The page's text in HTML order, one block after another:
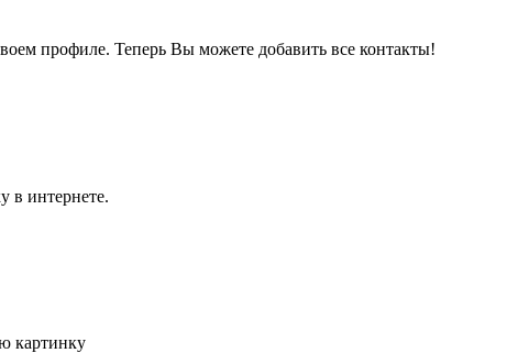
профиле. Теперь Вы можете добавить все контакты!
в интернете.
картинку